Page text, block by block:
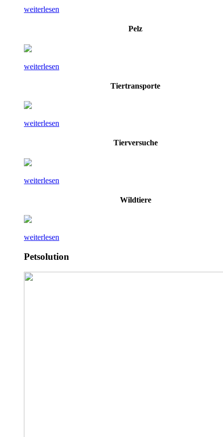
weiterlesen
Pelz
weiterlesen
Tiertransporte
weiterlesen
Tierversuche
weiterlesen
Wildtiere
weiterlesen
Petsolution